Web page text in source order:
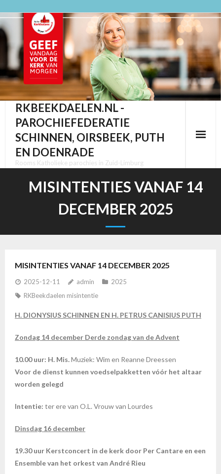
Ga
naar
RKBEEKDAELEN.NL -
PAROCHIEFEDERATIE
SCHINNEN, OIRSBEEK, PUTH
EN DOENRADE
Rooms Katholieke parochies in Zuid-Limburg
MISINTENTIES VANAF 14
DECEMBER 2025
MISINTENTIES VANAF 14 DECEMBER 2025
2025-12-11 admin
2025
RKBeekdaelen misintentie
H. DIONYSIUS SCHINNEN EN H. PETRUS CANISIUS PUTH
Zondag 14 december Derde zondag van de Advent
10.00 uur: H. Mis.Muziek: Wim en Reanne Dreessen
Voor de dienst kunnen voedselpakketten vóór het altaar
worden gelegd
Intentie: ter ere van O.L. Vrouw van Lourdes
Dinsdag 16 december
19.30 uur Kerstconcert in de kerk door Per Cantare en een
Ensemble van het orkest van André Rieu